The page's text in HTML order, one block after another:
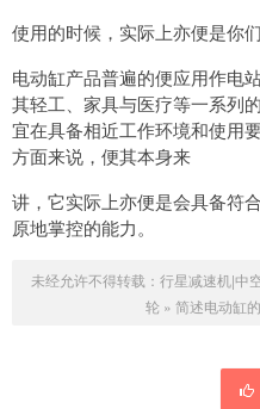
使用的时候，实际上亦便是你
电动缸产品普遍的便应用作电
其轻工、家具与医疗等一系列
宜在具备相近工作环境和使用
方面来说，便其本身来
讲，它实际上亦便是会具备符
原地掌控的能力。
未经允许不得转载： 行星减速机|中
轮» 简述电动缸